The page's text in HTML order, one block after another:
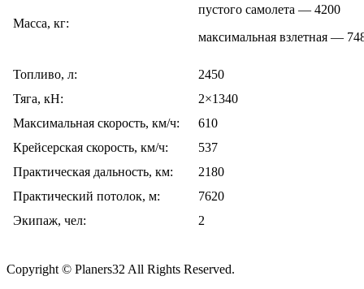
Масса, кг:
пустого самолета — 4200
максимальная взлетная —
Топливо, л:
2450
Тяга, кН:
2×1340
Максимальная скорость, км/ч:
610
Крейсерская скорость, км/ч:
537
Практическая дальность, км:
2180
Практический потолок, м:
7620
Экипаж, чел:
2
Copyright © Planers32 All Rights Reserved.